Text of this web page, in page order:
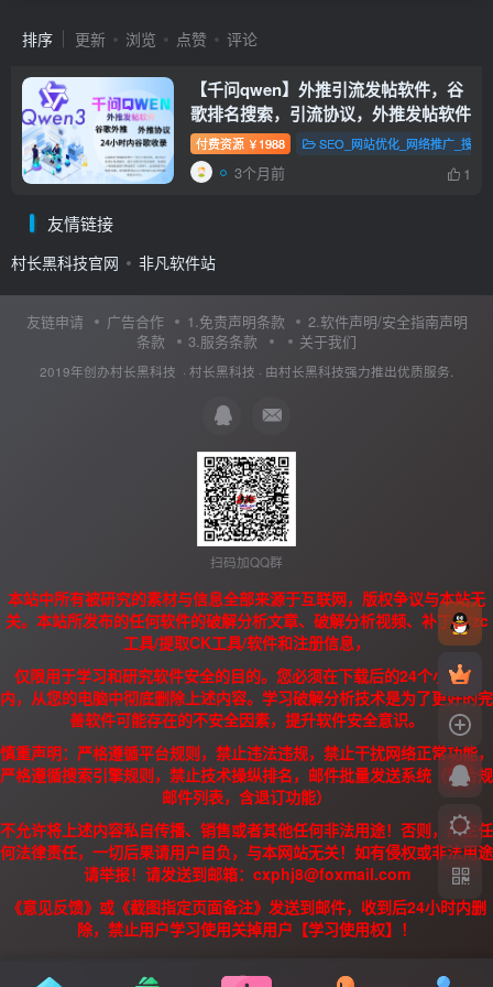
排序 更新 浏览 点赞 评论
【千问qwen】外推引流发帖软件，谷
歌排名搜索，引流协议，外推发帖软件
付费资源 ￥ 1988 SEO_网站优化_网络推广_搜索
3个月前 1
友情链接
村长黑科技官网 非凡软件站
友链申请 广告合作 1.免责声明条款
2.软件声明/安全指南声明
条款
3.服务条款 关于我们
2019年创办村长黑科技 · 村长黑科技 · 由村长黑科技强力推出优质服务.
扫码加QQ群
本站中所有被研究的素材与信息全部来源于互联网，版权争议与本站无
关。本站所发布的任何软件的破解分析文章、破解分析视频、补丁、/zc
工具/提取CK工具/软件和注册信息，
仅限用于学习和研究软件安全的目的。您必须在下载后的24个小时之
内，从您的电脑中彻底删除上述内容。学习破解分析技术是为了更好的完
善软件可能存在的不安全因素，提升软件安全意识。
慎重声明：严格遵循平台规则，禁止违法违规，禁止干扰网络正常功能，
严格遵循搜索引擎规则，禁止技术操纵排名，邮件批量发送系统（需合规
邮件列表，含退订功能）
不允许将上述内容私自传播、销售或者其他任何非法用途！否则，产生任
何法律责任，一切后果请用户自负，与本网站无关！如有侵权或非法用途
请举报！请发送到邮箱：cxphj8@foxmail.com
《意见反馈》或《截图指定页面备注》发送到邮件，收到后24小时内删
除，禁止用户学习使用关掉用户【学习使用权】！